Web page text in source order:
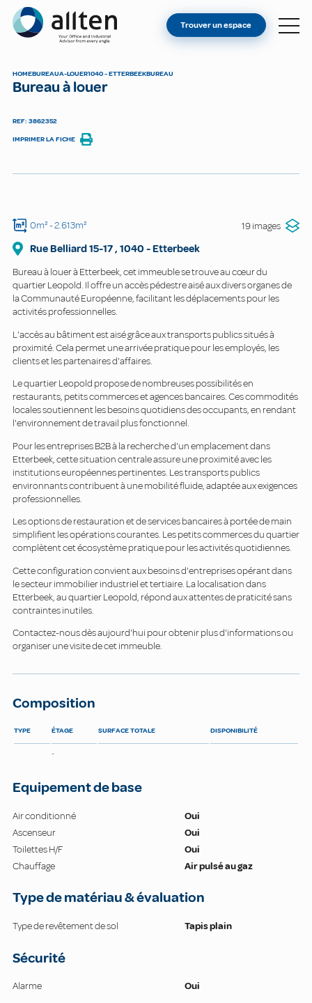
Allten
TROUVER UN ESPACE
Trouver un espace
HOMEBUREAUA-LOUER1040 - ETTERBEEKBUREAU
Bureau à louer
REF: 3862352
IMPRIMER LA FICHE
0m²- 2.613m² 19 images
Rue Belliard15-17, 1040 -Etterbeek
Bureau à louer à Etterbeek, cet immeuble se trouve au cœur du
quartier Leopold. Il offre un accès pédestre aisé aux divers organes de
la Communauté Européenne, facilitant les déplacements pour les
activités professionnelles.
L'accès au bâtiment est aisé grâce aux transports publics situés à
proximité. Cela permet une arrivée pratique pour les employés, les
clients et les partenaires d'affaires.
Le quartier Leopold propose de nombreuses possibilités en
restaurants, petits commerces et agences bancaires. Ces commodités
locales soutiennent les besoins quotidiens des occupants, en rendant
l'environnement de travail plus fonctionnel.
Pour les entreprises B2B à la recherche d'un emplacement dans
Etterbeek, cette situation centrale assure une proximité avec les
institutions européennes pertinentes. Les transports publics
environnants contribuent à une mobilité fluide, adaptée aux exigences
professionnelles.
Les options de restauration et de services bancaires à portée de main
simplifient les opérations courantes. Les petits commerces du quartier
complètent cet écosystème pratique pour les activités quotidiennes.
Cette configuration convient aux besoins d'entreprises opérant dans
le secteur immobilier industriel et tertiaire. La localisation dans
Etterbeek, au quartier Leopold, répond aux attentes de praticité sans
contraintes inutiles.
Contactez-nous dès aujourd'hui pour obtenir plus d'informations ou
organiser une visite de cet immeuble.
Composition
TYPE ÉTAGE SURFACE TOTALE DISPONIBILITÉ
-
Equipement de base
Air conditionné
Oui
Ascenseur
Oui
Toilettes H/F
Oui
Chauffage
Air pulsé au gaz
Type de matériau & évaluation
Type de revêtement de sol Tapis plain
Sécurité
Alarme Oui